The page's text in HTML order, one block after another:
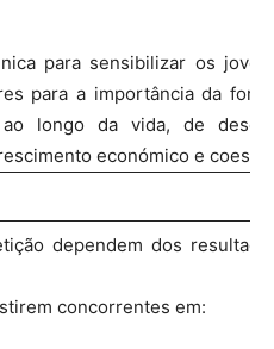
para sensibilizar os
para a importância da
longo da vida, de
económico e
dependem dos
concorrentes em: